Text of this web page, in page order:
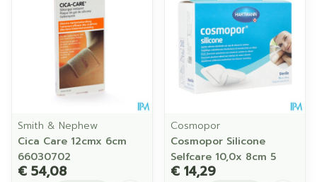
Smith & Nephew
Cica Care 12cmx 6cm
66030702
€ 54,08
Cosmopor
Cosmopor Silicone
Selfcare 10,0x 8cm 5
€ 14,29